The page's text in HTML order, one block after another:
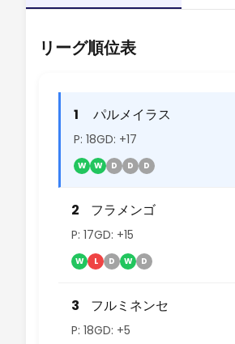
リーグ順位表
1 パルメイラス
P: 18GD: +17
W W D D D
2 フラメンゴ
P: 17GD: +15
W L D W D
3 フルミネンセ
P: 18GD: +5